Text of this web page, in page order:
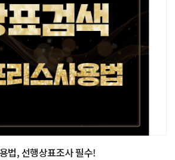
법, 선행상표조사 필수!